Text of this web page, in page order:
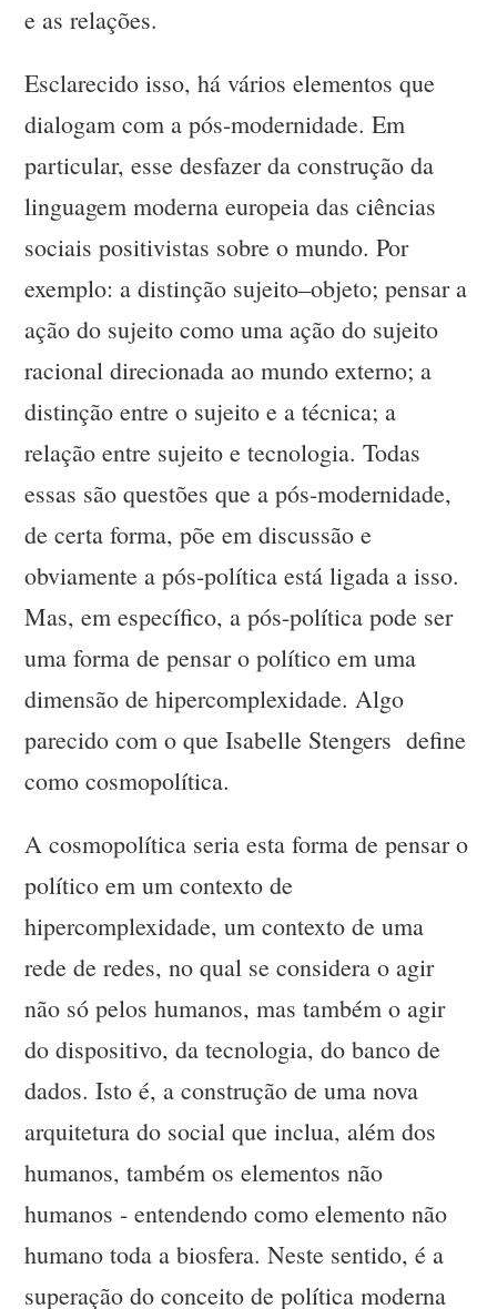
e as relações.
Esclarecido isso, há vários elementos que
dialogam com a pós-modernidade. Em
particular, esse desfazer da construção da
linguagem moderna europeia das ciências
sociais positivistas sobre o mundo. Por
exemplo: a distinção sujeito–objeto; pensar a
ação do sujeito como uma ação do sujeito
racional direcionada ao mundo externo; a
distinção entre o sujeito e a técnica; a
relação entre sujeito e tecnologia. Todas
essas são questões que a pós-modernidade,
de certa forma, põe em discussão e
obviamente a pós-política está ligada a isso.
Mas, em específico, a pós-política pode ser
uma forma de pensar o político em uma
dimensão de hipercomplexidade. Algo
parecido com o que Isabelle Stengers define
como cosmopolítica.
A cosmopolítica seria esta forma de pensar o
político em um contexto de
hipercomplexidade, um contexto de uma
rede de redes, no qual se considera o agir
não só pelos humanos, mas também o agir
do dispositivo, da tecnologia, do banco de
dados. Isto é, a construção de uma nova
arquitetura do social que inclua, além dos
humanos, também os elementos não
humanos - entendendo como elemento não
humano toda a biosfera. Neste sentido, é a
superação do conceito de política moderna